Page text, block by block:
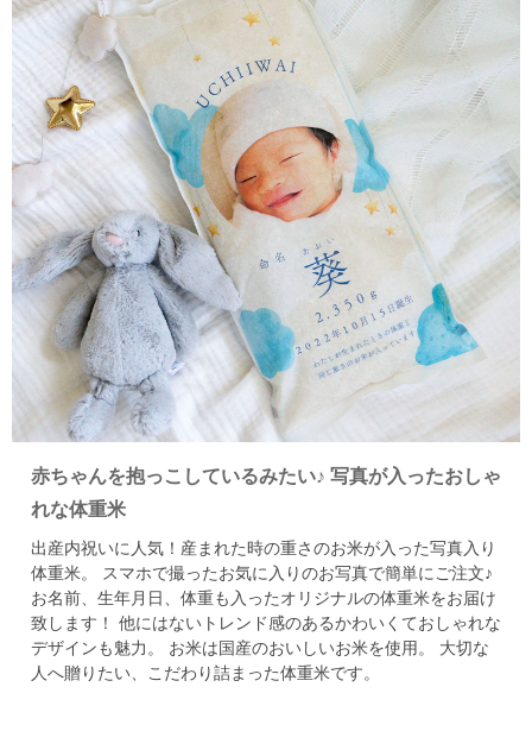
赤ちゃんを抱っこしているみたい♪ 写真が入ったおしゃ
れな体重米
出産内祝いに人気！産まれた時の重さのお米が入った写真入り
体重米。
スマホで撮ったお気に入りのお写真で簡単にご注文♪
お名前、生年月日、体重も入ったオリジナルの体重米をお届け
致します！
他にはないトレンド感のあるかわいくておしゃれな
デザインも魅力。
お米は国産のおいしいお米を使用。
大切な
人へ贈りたい、こだわり詰まった体重米です。